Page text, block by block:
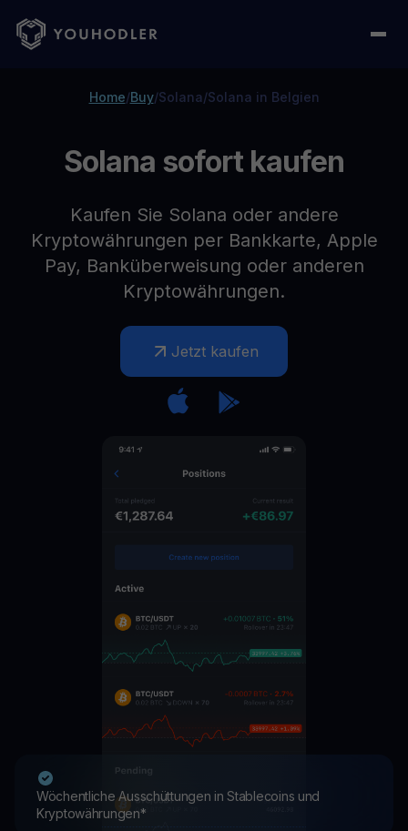
Home/Buy/Solana/Solana in Belgien
Solana sofort kaufen
Kaufen Sie Solana oder andere
Kryptowährungen per Bankkarte, Apple
Pay, Banküberweisung oder anderen
Kryptowährungen.
Jetzt kaufen
Wöchentliche Ausschüttungen in Stablecoins und
Kryptowährungen*